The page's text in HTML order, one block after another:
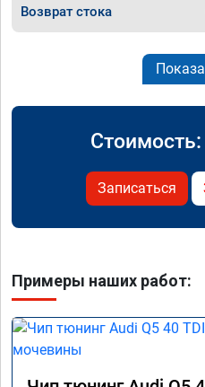
Возврат стока
Стоимость:
Записаться
Примеры наших работ: